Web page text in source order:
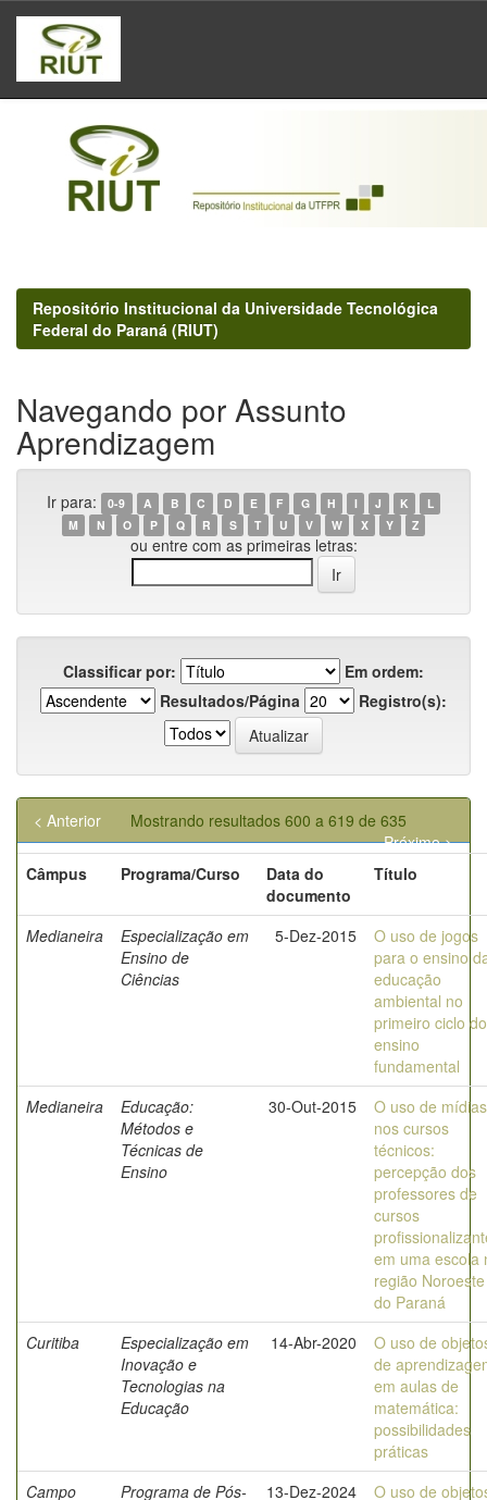
Skip
navigation
Repositório Institucional da Universidade Tecnológica
Federal do Paraná (RIUT)
Navegando por Assunto
Aprendizagem
Ir para: 0-9 A B C D E F G H I J K
L
M
N O P Q R S T U V W X Y Z
ou entre com as primeiras letras:
Classificar por:
Em ordem:
Resultados/Página
Registro(s):
Mostrando resultados 600 a 619 de 635
< Anterior
Próximo >
Câmpus
Programa/Curso
Data do
documento
Título
Medianeira
Especialização em
Ensino de
Ciências
5-Dez-2015
O uso de jogos
para o ensino
educação
ambiental no
primeiro ciclo do
ensino
fundamental
Medianeira
Educação:
Métodos e
Técnicas de
Ensino
30-Out-2015
O uso de mídias
nos cursos
técnicos:
percepção dos
professores de
cursos
em uma escola
região Noroeste
do Paraná
Curitiba
Especialização em
Inovação e
Tecnologias na
Educação
14-Abr-2020
O uso de
de
em aulas de
matemática:
possibilidades
práticas
Campo
Programa de Pós-
13-Dez-2024
O uso de